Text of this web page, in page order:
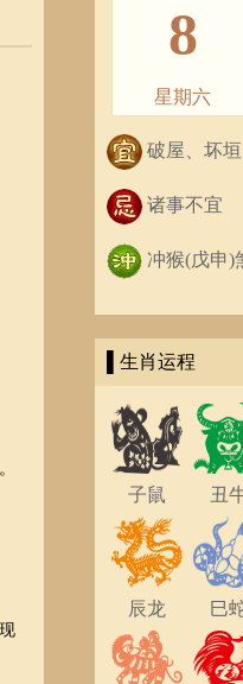
8
星期六
破屋、坏垣
诸事不宜
冲猴(戊申)
▌生肖运程
子鼠 丑
辰龙 巳